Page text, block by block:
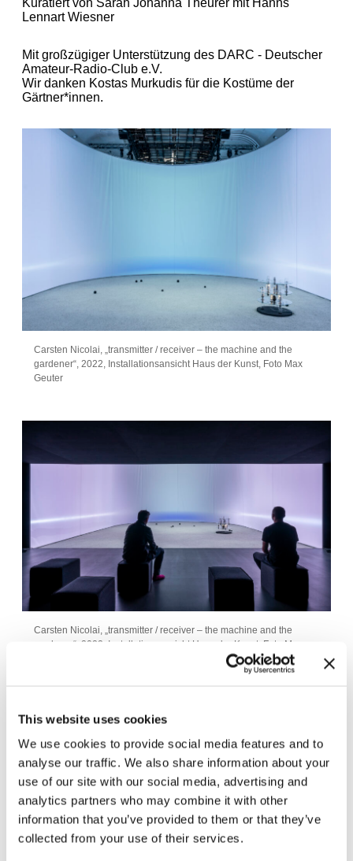
This website uses cookies
We use cookies to provide social media features and to
analyse our traffic. We also share information about your
use of our site with our social media, advertising and
analytics partners who may combine it with other
information that you’ve provided to them or that they’ve
collected from your use of their services.
Kuratiert von Sarah Johanna Theurer mit Hanns
Lennart Wiesner
Mit großzügiger Unterstützung des DARC ­­- Deutscher
Amateur-Radio-Club e.V.
Wir danken Kostas Murkudis für die Kostüme der
Gärtner*innen.
Carsten Nicolai, „transmitter / receiver – the machine and the
gardener“, 2022, Installationsansicht Haus der Kunst, Foto Max
Geuter
Carsten Nicolai, „transmitter / receiver – the machine and the
gardener“, 2022, Installationsansicht Haus der Kunst, Foto Max